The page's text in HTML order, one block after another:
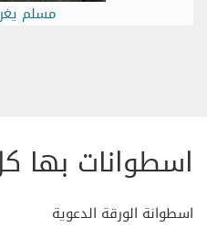
مسلم
اسطوانات بها
اسطوانة الورقة الدعوية